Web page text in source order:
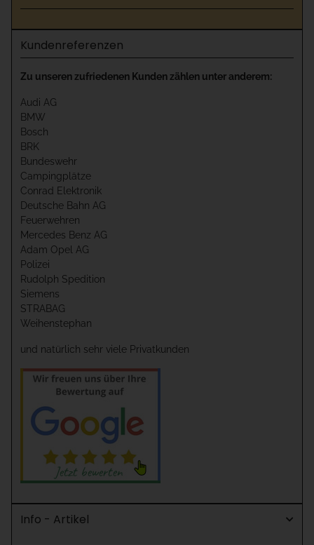
Kundenreferenzen
Zu unseren zufriedenen Kunden zählen unter anderem:
Audi AG
BMW
Bosch
BRK
Bundeswehr
Campingplätze
Conrad Elektronik
Deutsche Bahn AG
Feuerwehren
Mercedes Benz AG
Adam Opel AG
Polizei
Rudolph Spedition
Siemens
STRABAG
Weihenstephan
und natürlich sehr viele Privatkunden
Info - Artikel